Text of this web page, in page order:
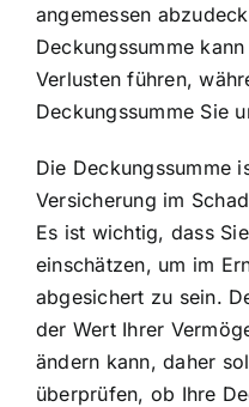
angemessen
Deckungssumme
Verlusten führen,
Deckungssumme Sie
Die Deckungssumme
Versicherung im
Es ist wichtig, dass
einschätzen, um im
abgesichert zu sein.
der Wert Ihrer
ändern kann, daher
überprüfen, ob Ihre